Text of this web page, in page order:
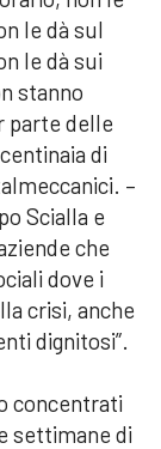
le dà sul
le dà sui
stanno
parte delle
di
–
Scialla e
che
dove i
crisi, anche
dignitosi”.
concentrati
settimane di